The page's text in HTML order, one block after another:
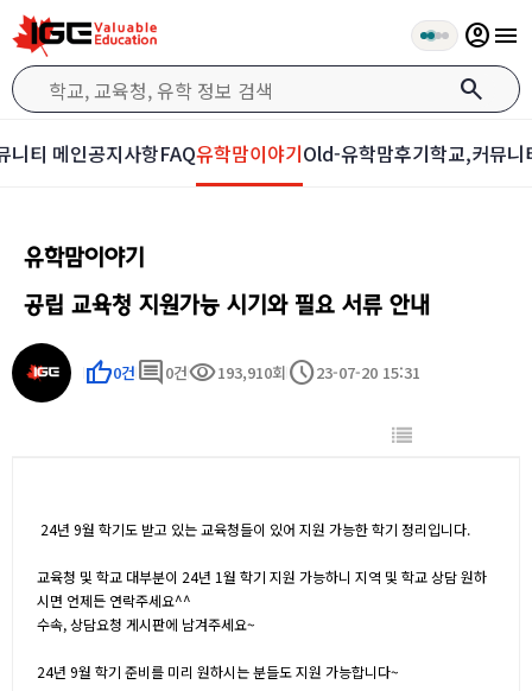
search
account_circlemenu
니티 메인공지사항FAQ유학맘이야기Old-유학맘후기학교,커뮤니
유학맘이야기
공립 교육청 지원가능 시기와 필요 서류 안내
thumb_up0건 comment 0건visibility193,910회 schedule23-07-20 15:31
24년 9월 학기도 받고 있는 교육청들이 있어 지원 가능한 학기 정리입니다.
교육청 및 학교 대부분이 24년 1월 학기 지원 가능하니 지역 및 학교 상담 원하
시면 언제든 연락주세요^^
수속, 상담요청 게시판에 남겨주세요~
24년 9월 학기 준비를 미리 원하시는 분들도 지원 가능합니다~